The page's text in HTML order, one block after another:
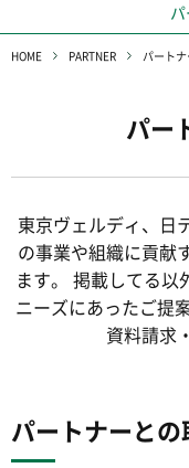
HOME PARTNER パート
パー
東京ヴェルディ、日
の事業や組織に貢献
ます。 掲載してる以
ニーズにあったご提
資料請求
パートナーと